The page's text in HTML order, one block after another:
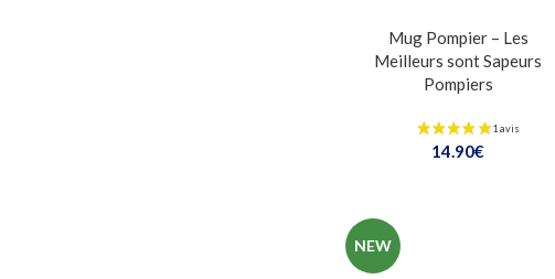
Mug Pompier – Les
Meilleurs sont Sapeurs
Pompiers
14.90€
NEW